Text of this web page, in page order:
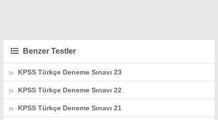
Benzer Testler
KPSS Türkçe Deneme Sınavı 23
KPSS Türkçe Deneme Sınavı 22
KPSS Türkçe Deneme Sınavı 21